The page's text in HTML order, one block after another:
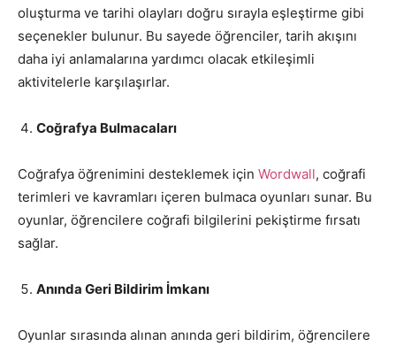
oluşturma ve tarihi olayları doğru sırayla eşleştirme gibi
seçenekler bulunur. Bu sayede öğrenciler, tarih akışını
daha iyi anlamalarına yardımcı olacak etkileşimli
aktivitelerle karşılaşırlar.
Coğrafya Bulmacaları
Coğrafya öğrenimini desteklemek için Wordwall, coğrafi
terimleri ve kavramları içeren bulmaca oyunları sunar. Bu
oyunlar, öğrencilere coğrafi bilgilerini pekiştirme fırsatı
sağlar.
Anında Geri Bildirim İmkanı
Oyunlar sırasında alınan anında geri bildirim, öğrencilere